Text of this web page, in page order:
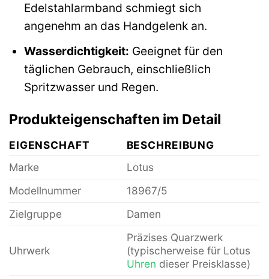
Edelstahlarmband schmiegt sich
angenehm an das Handgelenk an.
Wasserdichtigkeit: Geeignet für den
täglichen Gebrauch, einschließlich
Spritzwasser und Regen.
Produkteigenschaften im Detail
EIGENSCHAFT
BESCHREIBUNG
Marke
Lotus
Modellnummer
18967/5
Zielgruppe
Damen
Uhrwerk
Präzises Quarzwerk
(typischerweise für Lotus
Uhren dieser Preisklasse)